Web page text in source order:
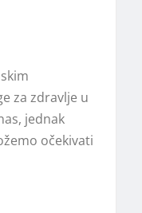
za zdravlje u
jednak
očekivati